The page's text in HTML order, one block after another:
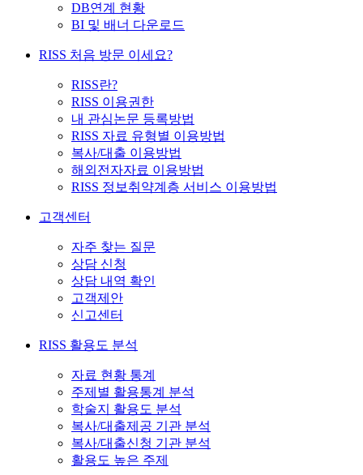
DB연계 현황
BI 및 배너 다운로드
RISS 처음 방문 이세요?
RISS란?
RISS 이용권한
내 관심논문 등록방법
RISS 자료 유형별 이용방법
복사/대출 이용방법
해외전자자료 이용방법
RISS 정보취약계층 서비스 이용방법
고객센터
자주 찾는 질문
상담 신청
상담 내역 확인
고객제안
신고센터
RISS 활용도 분석
자료 현황 통계
주제별 활용통계 분석
학술지 활용도 분석
복사/대출제공 기관 분석
복사/대출신청 기관 분석
활용도 높은 주제